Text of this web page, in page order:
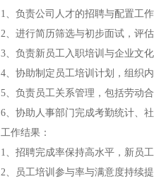
1、负责公司人才的招聘与配置工
2、进行简历筛选与初步面试，评
3、负责新员工入职培训与企业文
4、协助制定员工培训计划，组织
5、负责员工关系管理，包括劳动
6、协助人事部门完成考勤统计、
工作结果：
1、招聘完成率保持高水平，新员
2、员工培训参与率与满意度持续